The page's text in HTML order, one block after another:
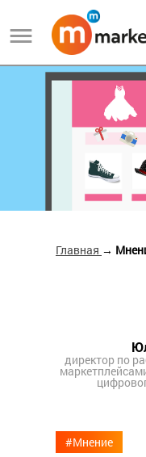
Главная →
директор по
#Мнение